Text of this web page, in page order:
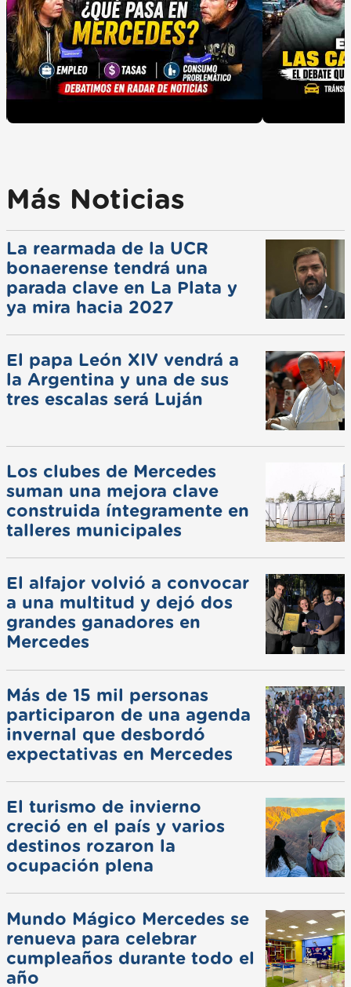
Más Noticias
La rearmada de la UCR
bonaerense tendrá una
parada clave en La Plata y
ya mira hacia 2027
El papa León XIV vendrá a
la Argentina y una de sus
tres escalas será Luján
Los clubes de Mercedes
suman una mejora clave
construida íntegramente en
talleres municipales
El alfajor volvió a convocar
a una multitud y dejó dos
grandes ganadores en
Mercedes
Más de 15 mil personas
participaron de una agenda
invernal que desbordó
expectativas en Mercedes
El turismo de invierno
creció en el país y varios
destinos rozaron la
ocupación plena
Mundo Mágico Mercedes se
renueva para celebrar
cumpleaños durante todo el
año